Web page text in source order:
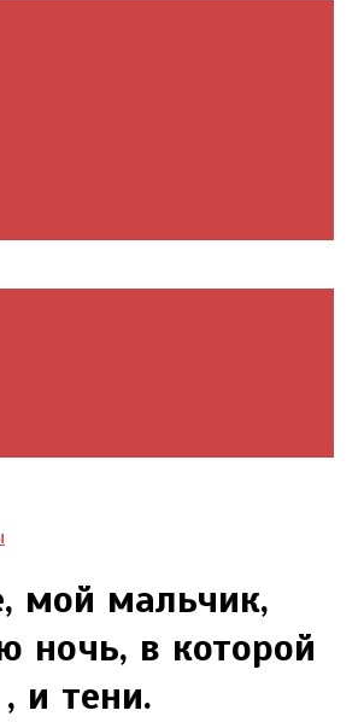
мой мальчик,
ночь, в которой
и тени.